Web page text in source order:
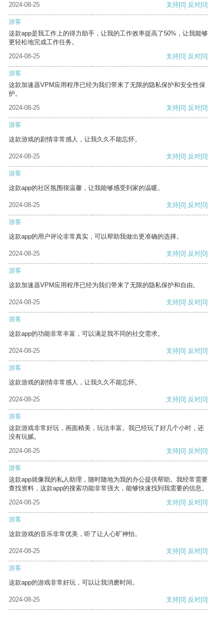
2024-08-25
支持[0] 反对[0]
游客
这款app是我工作上的得力助手，让我的工作效率提高了50%，让我能够
更轻松地完成工作任务。
2024-08-25
支持[0] 反对[0]
游客
这款加速器VPM应用程序已经为我们带来了无限的隐私保护和安全性保
护。
2024-08-25
支持[0] 反对[0]
游客
这款游戏的剧情非常感人，让我久久不能忘怀。
2024-08-25 支持[0] 反对[0]
游客
这款app的社区氛围很温馨，让我能够感受到家的温暖。
2024-08-25 支持[0] 反对[0]
游客
这款app的用户评论非常真实，可以帮助我做出更准确的选择。
2024-08-25 支持[0] 反对[0]
游客
这款加速器VPM应用程序已经为我们带来了无限的隐私保护和自由。
2024-08-25 支持[0] 反对[0]
游客
这款app的功能非常丰富，可以满足我不同的社交需求。
2024-08-25 支持[0] 反对[0]
游客
这款游戏的剧情非常感人，让我久久不能忘怀。
2024-08-25 支持[0] 反对[0]
游客
这款游戏非常好玩，画面精美，玩法丰富。我已经玩了好几个小时，还
没有玩腻。
2024-08-25
支持[0] 反对[0]
游客
这款app就像我的私人助理，随时随地为我的办公提供帮助。我经常需要
查找资料，这款app的搜索功能非常强大，能够快速找到我需要的信息。
2024-08-25
支持[0] 反对[0]
游客
这款游戏的音乐非常优美，听了让人心旷神怡。
2024-08-25 支持[0] 反对[0]
游客
这款app的游戏非常好玩，可以让我消磨时间。
2024-08-25 支持[0] 反对[0]